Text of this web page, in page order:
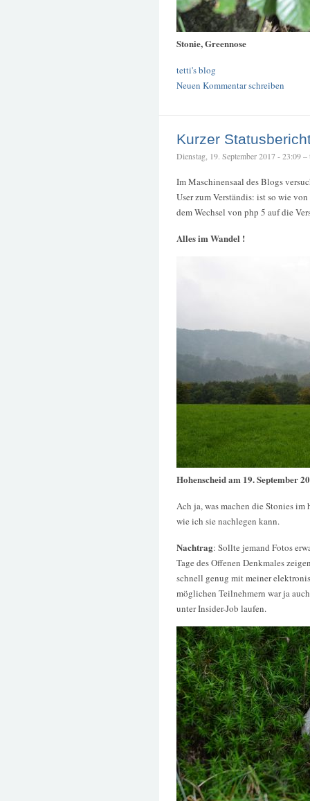
Stonie, Greennose
tetti's blog
Neuen Kommentar schreiben
Kurzer
Dienstag, 19. September 2017 - 23:09 –
Im Maschinensaal des Blogs
User zum Verständis: ist so wie
dem Wechsel von php 5 auf die
Alles im Wandel !
Hohenscheid am 19. September
Ach ja, was machen die Stonies
wie ich sie nachlegen kann.
Nachtrag: Sollte jemand Fotos
Tage des Offenen Denkmales
schnell genug mit meiner
möglichen Teilnehmern war ja
unter Insider-Job laufen.